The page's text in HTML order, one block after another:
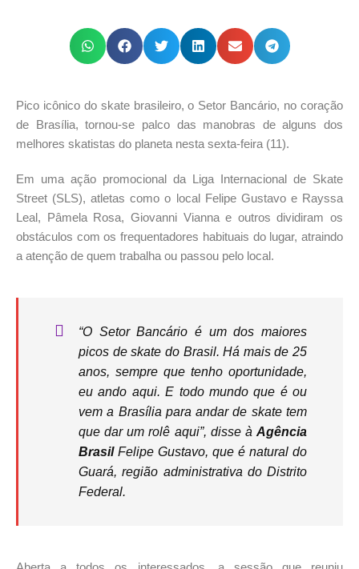
Pico icônico do skate brasileiro, o Setor Bancário, no coração
de Brasília, tornou-se palco das manobras de alguns dos
melhores skatistas do planeta nesta sexta-feira (11).
Em uma ação promocional da Liga Internacional de Skate
Street (SLS), atletas como o local Felipe Gustavo e Rayssa
Leal, Pâmela Rosa, Giovanni Vianna e outros dividiram os
obstáculos com os frequentadores habituais do lugar, atraindo
a atenção de quem trabalha ou passou pelo local.
“O Setor Bancário é um dos maiores
picos de skate do Brasil. Há mais de 25
anos, sempre que tenho oportunidade,
eu ando aqui. E todo mundo que é ou
vem a Brasília para andar de skate tem
que dar um rolê aqui”, disse à Agência
BrasilFelipe Gustavo, que é natural do
Guará, região administrativa do Distrito
Federal.